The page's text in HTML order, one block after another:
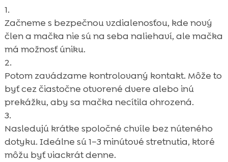
Začneme s bezpečnou vzdialenosťou, kde nový
člen a mačka nie sú na seba naliehaví, ale mačka
má možnosť úniku.
Potom zavádzame kontrolovaný kontakt. Môže to
byť cez čiastočne otvorené dvere alebo inú
prekážku, aby sa mačka necítila ohrozená.
Nasledujú krátke spoločné chvíle bez núteného
dotyku. Ideálne sú 1–3 minútové stretnutia, ktoré
môžu byť viackrát denne.